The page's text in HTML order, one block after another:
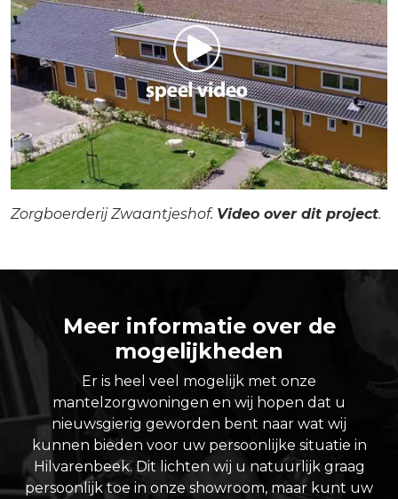
Zorgboerderij Zwaantjeshof. Video over dit project.
Meer informatie over de
mogelijkheden
Er is heel veel mogelijk met onze
mantelzorgwoningen en wij hopen dat u
nieuwsgierig geworden bent naar wat wij
kunnen bieden voor uw persoonlijke situatie in
Hilvarenbeek. Dit lichten wij u natuurlijk graag
persoonlijk toe in onze showroom, maar kunt uw